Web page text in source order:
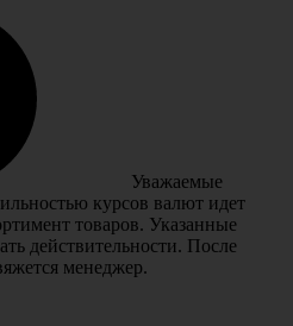
Уважаемые
курсов валют идет
товаров. Указанные
действительности. После
менеджер.